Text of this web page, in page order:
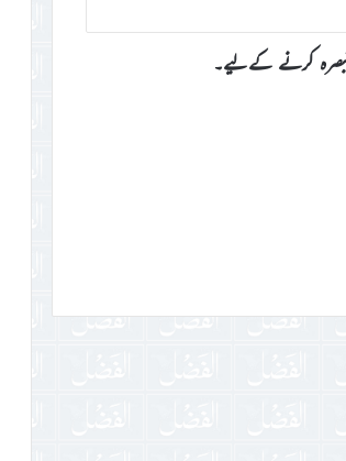
کرنے کےلیے۔